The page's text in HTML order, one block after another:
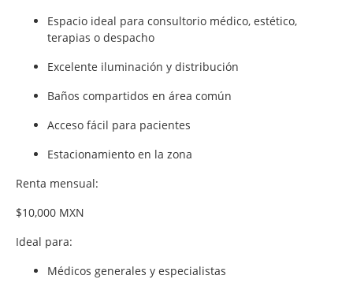
Espacio ideal para consultorio médico, estético,
terapias o despacho
Excelente iluminación y distribución
Baños compartidos en área común
Acceso fácil para pacientes
Estacionamiento en la zona
Renta mensual:
$10,000 MXN
Ideal para:
Médicos generales y especialistas